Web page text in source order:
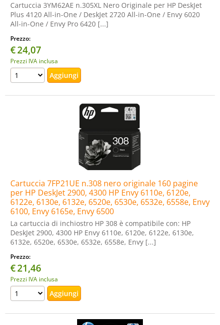
Cartuccia 3YM62AE n.305XL Nero Originale per HP DeskJet
Plus 4120 All-in-One / DeskJet 2720 All-in-One / Envy 6020
All-in-One / Envy Pro 6420 [...]
Prezzo:
€24,07
Prezzi IVA inclusa
Cartuccia 7FP21UE n.308 nero originale 160 pagine
per HP DeskJet 2900, 4300 HP Envy 6110e, 6120e,
6122e, 6130e, 6132e, 6520e, 6530e, 6532e, 6558e, Envy
6100, Envy 6165e, Envy 6500
La cartuccia di inchiostro HP 308 è compatibile con: HP
DeskJet 2900, 4300 HP Envy 6110e, 6120e, 6122e, 6130e,
6132e, 6520e, 6530e, 6532e, 6558e, Envy [...]
Prezzo:
€21,46
Prezzi IVA inclusa